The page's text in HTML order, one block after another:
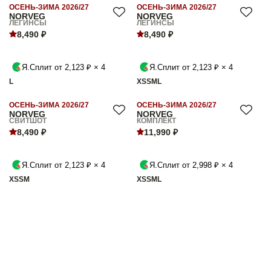
NORVEG
ОСЕНЬ-ЗИМА 2026/27
ЛЕГИНСЫ
8,490 ₽
Я.Сплит от 2,123 ₽ × 4
L
NORVEG
ОСЕНЬ-ЗИМА 2026/27
ЛЕГИНСЫ
8,490 ₽
Я.Сплит от 2,123 ₽ × 4
XSSM L
NORVEG
ОСЕНЬ-ЗИМА 2026/27
СВИТШОТ
8,490 ₽
Я.Сплит от 2,123 ₽ × 4
XSSM
NORVEG
ОСЕНЬ-ЗИМА 2026/27
КОМПЛЕКТ
11,990 ₽
Я.Сплит от 2,998 ₽ × 4
XSSM L